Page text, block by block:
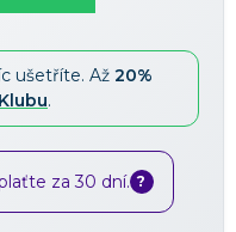
ušetříte. Až 20%
.
za 30 dní. ?